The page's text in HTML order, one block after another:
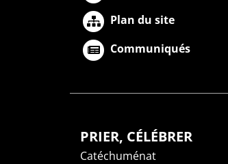
Plan du site
Communiqués
PRIER, CÉLÉBRER
Catéchuménat